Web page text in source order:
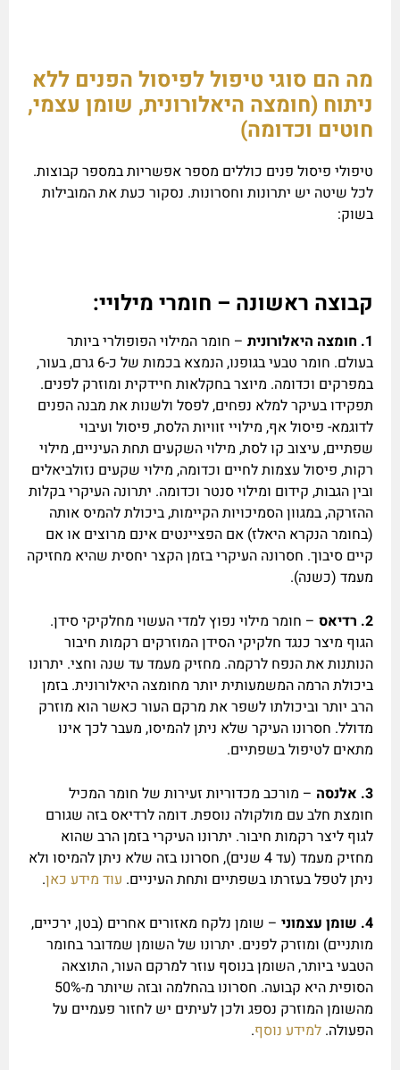
מה הם סוגי טיפול לפיסול הפנים ללא
ניתוח (חומצה היאלורונית, שומן עצמי,
חוטים וכדומה)
טיפולי פיסול פנים כוללים מספר אפשריות במספר קבוצות.
לכל שיטה יש יתרונות וחסרונות. נסקור כעת את המובילות
בשוק:
קבוצה ראשונה – חומרי מילויי:
1. חומצה היאלורונית – חומר המילוי הפופולרי ביותר
בעולם. חומר טבעי בגופנו, הנמצא בכמות של כ-6 גרם, בעור,
במפרקים וכדומה. מיוצר בחקלאות חיידקית ומוזרק לפנים.
תפקידו בעיקר למלא נפחים, לפסל ולשנות את מבנה הפנים
לדוגמא- פיסול אף, מילויי זוויות הלסת, פיסול ועיבוי
שפתיים, עיצוב קו לסת, מילוי השקעים תחת העיניים, מילוי
רקות, פיסול עצמות לחיים וכדומה, מילוי שקעים נזולביאלים
ובין הגבות, קידום ומילוי סנטר וכדומה. יתרונה העיקרי בקלות
ההזרקה, במגוון הסמיכויות הקיימות, ביכולת להמיס אותה
(בחומר הנקרא היאלז) אם הפציינטים אינם מרוצים או אם
קיים סיבוך. חסרונה העיקרי בזמן הקצר יחסית שהיא מחזיקה
מעמד (כשנה).
2. רדיאס – חומר מילוי נפוץ למדי העשוי מחלקיקי סידן.
הגוף מיצר כנגד חלקיקי הסידן המוזרקים רקמות חיבור
הנותנות את הנפח לרקמה. מחזיק מעמד עד שנה וחצי. יתרונו
ביכולת הרמה המשמעותית יותר מחומצה היאלורונית. בזמן
הרב יותר וביכולתו לשפר את מרקם העור כאשר הוא מוזרק
מדולל. חסרונו העיקר שלא ניתן להמיסו, מעבר לכך אינו
מתאים לטיפול בשפתיים.
3. אלנסה – מורכב מכדוריות זעירות של חומר המכיל
חומצת חלב עם מולקולה נוספת. דומה לרדיאס בזה שגורם
לגוף ליצר רקמות חיבור. יתרונו העיקרי בזמן הרב שהוא
מחזיק מעמד (עד 4 שנים), חסרונו בזה שלא ניתן להמיסו ולא
ניתן לטפל בעזרתו בשפתיים ותחת העיניים. עוד מידע כאן.
4. שומן עצמוני – שומן נלקח מאזורים אחרים (בטן, ירכיים,
מותניים) ומוזרק לפנים. יתרונו של השומן שמדובר בחומר
הטבעי ביותר, השומן בנוסף עוזר למרקם העור, התוצאה
הסופית היא קבועה. חסרונו בהחלמה ובזה שיותר מ-50%
מהשומן המוזרק נספג ולכן לעיתים יש לחזור פעמיים על
הפעולה. למידע נוסף.